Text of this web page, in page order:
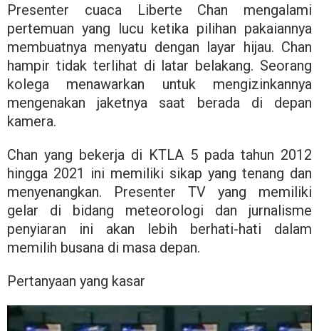
Presenter cuaca Liberte Chan mengalami
pertemuan yang lucu ketika pilihan pakaiannya
membuatnya menyatu dengan layar hijau. Chan
hampir tidak terlihat di latar belakang. Seorang
kolega menawarkan untuk mengizinkannya
mengenakan jaketnya saat berada di depan
kamera.
Chan yang bekerja di KTLA 5 pada tahun 2012
hingga 2021 ini memiliki sikap yang tenang dan
menyenangkan. Presenter TV yang memiliki
gelar di bidang meteorologi dan jurnalisme
penyiaran ini akan lebih berhati-hati dalam
memilih busana di masa depan.
Pertanyaan yang kasar